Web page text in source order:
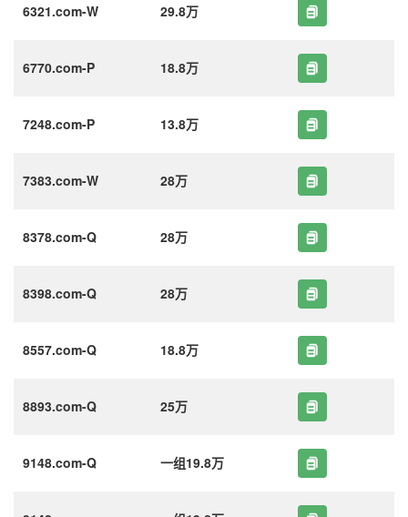
6321.com-W 29.8万
6770.com-P 18.8万
7248.com-P 13.8万
7383.com-W 28万
8378.com-Q 28万
8398.com-Q 28万
8557.com-Q 18.8万
8893.com-Q 25万
9148.com-Q 一组19.8万